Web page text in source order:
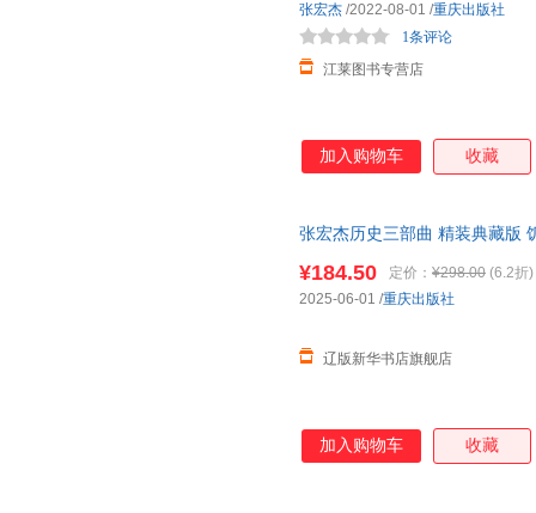
江莱图书专营店
1条评论
张宏杰 /2022-08-01 /重庆出版社
加入购物车 收藏
张宏杰历史三部曲 精装典藏版
¥184.50 定价： ¥298.00 (6.2折)
辽版新华书店旗舰店
2025-06-01 /重庆出版社
加入购物车 收藏